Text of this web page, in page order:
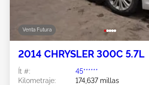
Venta Futura
2014 CHRYSLER 300C 5.7L
Ít #:
45******
Kilometraje:
174,637 millas